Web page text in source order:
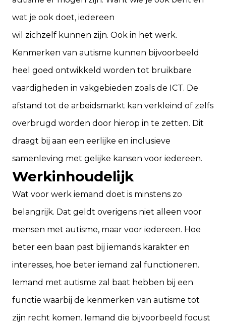
wat je ook doet, iedereen
wil zichzelf kunnen zijn. Ook in het werk.
Kenmerken van autisme kunnen bijvoorbeeld
heel goed ontwikkeld worden tot bruikbare
vaardigheden in vakgebieden zoals de ICT. De
afstand tot de arbeidsmarkt kan verkleind of zelfs
overbrugd worden door hierop in te zetten. Dit
draagt bij aan een eerlijke en inclusieve
samenleving met gelijke kansen voor iedereen.
Werkinhoudelijk
Wat voor werk iemand doet is minstens zo
belangrijk. Dat geldt overigens niet alleen voor
mensen met autisme, maar voor iedereen. Hoe
beter een baan past bij iemands karakter en
interesses, hoe beter iemand zal functioneren.
Iemand met autisme zal baat hebben bij een
functie waarbij de kenmerken van autisme tot
zijn recht komen. Iemand die bijvoorbeeld focust